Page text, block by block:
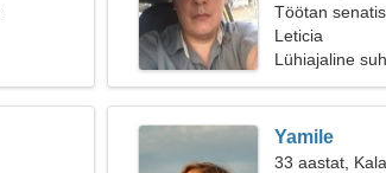
Töötan
Leticia
Lühiajaline
Yamile
33 aastat,